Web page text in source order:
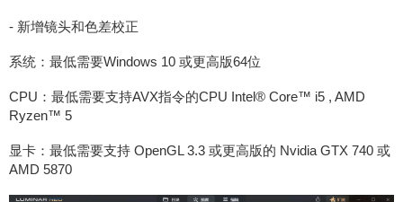
- 新增镜头和色差校正
系统：最低需要Windows 10 或更高版64位
CPU：最低需要支持AVX指令的CPU Intel® Core™ i5 , AMD
Ryzen™ 5
显卡：最低需要支持 OpenGL 3.3 或更高版的 Nvidia GTX 740 或
AMD 5870